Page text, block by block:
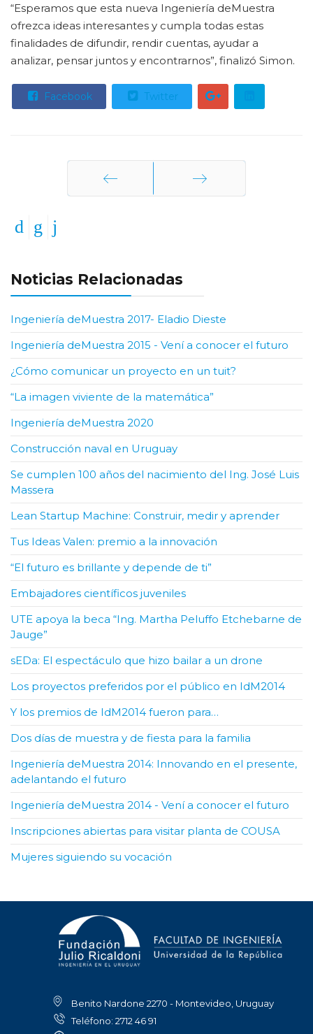
“Esperamos que esta nueva Ingeniería deMuestra
ofrezca ideas interesantes y cumpla todas estas
finalidades de difundir, rendir cuentas, ayudar a
analizar, pensar juntos y encontrarnos”, finalizó Simon.
Facebook Twitter
Noticias Relacionadas
Ingeniería deMuestra 2017- Eladio Dieste
Ingeniería deMuestra 2015 - Vení a conocer el futuro
¿Cómo comunicar un proyecto en un tuit?
“La imagen viviente de la matemática”
Ingeniería deMuestra 2020
Construcción naval en Uruguay
Se cumplen 100 años del nacimiento del Ing. José Luis
Massera
Lean Startup Machine: Construir, medir y aprender
Tus Ideas Valen: premio a la innovación
“El futuro es brillante y depende de ti”
Embajadores científicos juveniles
UTE apoya la beca “Ing. Martha Peluffo Etchebarne de
Jauge”
sEDa: El espectáculo que hizo bailar a un drone
Los proyectos preferidos por el público en IdM2014
Y los premios de IdM2014 fueron para…
Dos días de muestra y de fiesta para la familia
Ingeniería deMuestra 2014: Innovando en el presente,
adelantando el futuro
Ingeniería deMuestra 2014 - Vení a conocer el futuro
Inscripciones abiertas para visitar planta de COUSA
Mujeres siguiendo su vocación
Benito Nardone 2270 - Montevideo, Uruguay
Teléfono: 2712 46 91